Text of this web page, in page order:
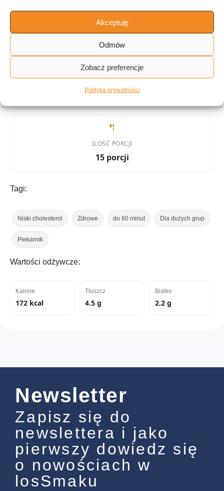
Akceptuję
Odmów
Zobacz preferencje
Polityka prywatności
KATEGORIA
KUCHNIA
Desery
ILOŚĆ PORCJI
15 porcji
Tagi:
Niski cholesterol Zdrowe do 60 minut Dla dużych grup
Piekarnik
Wartości odżywcze:
Kalorie
172 kcal
Tłuszcz
4.5 g
Białko
2.2 g
Newsletter
Zapisz się do
newslettera i jako
pierwszy dowiedz się
o nowościach w
losSmaku